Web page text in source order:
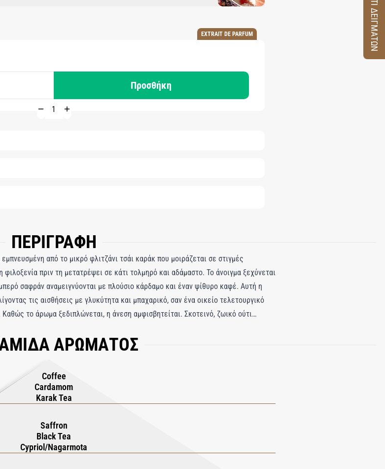
EXTRAIT DE PARFUM
Προσθήκη
ΠΕΡΙΓΡΑΦΗ
από το μικρό φλιτζάνι τσάι καράκ που μοιράζεται σε στιγμές
πριν τη μετατρέψει σε κάτι τολμηρό και αδάμαστο. Το άνοιγμα ξεχύνεται
σαφράν αναμειγνύονται με πλούσιο κάρδαμο και έναν ψίθυρο καφέ. Αυτή η
τις αισθήσεις με γλυκύτητα και μπαχαρικό, σαν ένα οικείο τελετουργικό
το άρωμα ξεδιπλώνεται, η άνεση αμφισβητείται. Σκοτεινό, ζωικό ούτι
κυπρίλιο και βαθαίνει από τη γήινη απόχρωση του μαύρου τσαγιού. Η δερμάτινη
σε κάτι κολλώδες και εθιστικό. Στη βάση, το αμμπερόξυλο, το απόλυτο
της τελευταίας γουλιάς.
ΑΡΩΜΑΤΟΣ
Coffee
Cardamom
Karak Tea
Saffron
Black Tea
Cypriol/Nagarmota
ΚΟΥΤΙ ΔΕΙΓΜΑΤΩΝ